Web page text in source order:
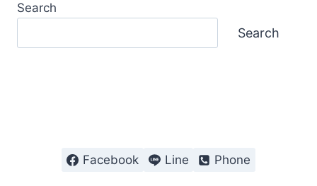
Search
Search
Facebook Line Phone